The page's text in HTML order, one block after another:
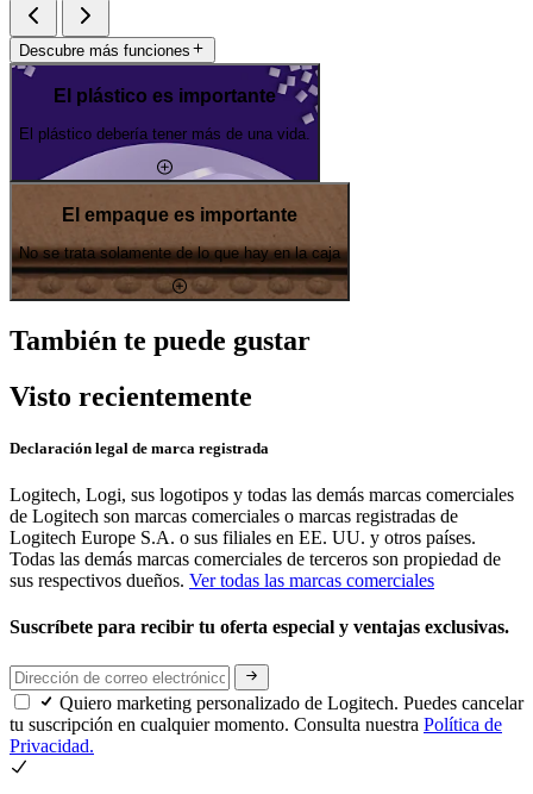
Descubre más funciones
El plástico es importante
El plástico debería tener más de una vida.
El empaque es importante
No se trata solamente de lo que hay en la caja
También te puede gustar
Visto recientemente
Declaración legal de marca registrada
Logitech, Logi, sus logotipos y todas las demás marcas comerciales
de Logitech son marcas comerciales o marcas registradas de
Logitech Europe S.A. o sus filiales en EE. UU. y otros países.
Todas las demás marcas comerciales de terceros son propiedad de
sus respectivos dueños. Ver todas las marcas comerciales
Suscríbete para recibir tu oferta especial y ventajas exclusivas.
Quiero marketing personalizado de Logitech. Puedes cancelar
tu suscripción en cualquier momento. Consulta nuestra Política de
Privacidad.